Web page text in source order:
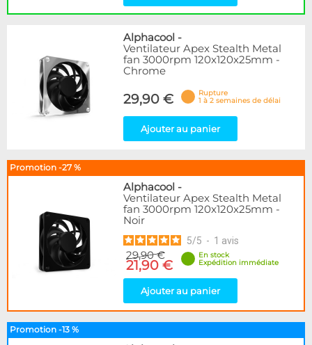
Alphacool -
Ventilateur Apex Stealth Metal
fan 3000rpm 120x120x25mm -
Chrome
29,90 €
Rupture
1 à 2 semaines de délai
Ajouter au panier
Promotion -27 %
Alphacool -
Ventilateur Apex Stealth Metal
fan 3000rpm 120x120x25mm -
Noir
5/5 - 1 avis
29,90 €
21,90 €
En stock
Expédition immédiate
Ajouter au panier
Promotion -13 %